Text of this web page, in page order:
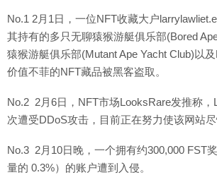
No.1 2月1日，一位NFT收藏大户
其持有的多只无聊猿猴游艇俱乐部(Bored
猿猴游艇俱乐部(Mutant Ape Yacht Club)以
价值不菲的NFT藏品被黑客盗取。
No.2 2月6日，NFT市场LooksRare发推称，
次遭受DDoS攻击，目前正在努力使该网站尽
No.3 2月10日晚，一个拥有约300,000 FST
量的 0.3%）的账户遭到入侵。